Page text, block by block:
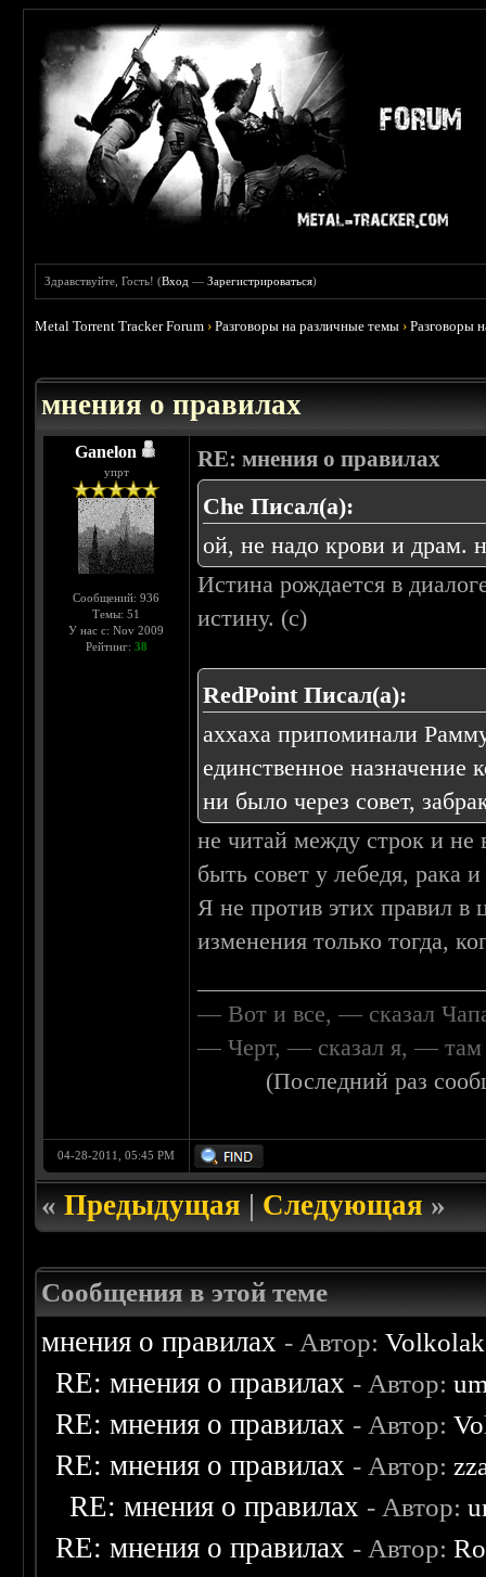
Здравствуйте, Гость! (Вход —Зарегистрироваться)
Metal Torrent Tracker Forum ›Разговоры на различные темы ›Разговоры
мнения о правилах
Ganelon
упрт
Сообщений: 936
Темы: 51
У нас с: Nov 2009
Рейтинг: 38
RE: мнения о правилах
Che Писал(а):
ой, не надо крови и драм.
Истина рождается в
истину. (с)
RedPoint Писал(а):
аххаха припоминали
единственное назначение
ни было через совет,
не читай между строк и
быть совет у лебедя, рака
Я не против этих правил в
изменения только тогда,
— Вот и все, — сказал
— Черт, — сказал я, — там
(Последний раз
04-28-2011, 05:45 PM
«Предыдущая|Следующая»
Сообщения в этой теме
мнения о правилах - Автор:Volkolak
RE: мнения о правилах - Автор:
RE: мнения о правилах - Автор:
RE: мнения о правилах - Автор:
RE: мнения о правилах - Автор:
RE: мнения о правилах - Автор: